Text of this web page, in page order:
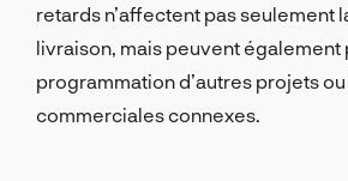
retards n’affectent pas seulement
livraison, mais peuvent également
programmation d’autres projets
commerciales connexes.